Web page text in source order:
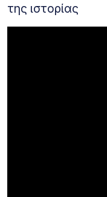
της ιστορίας